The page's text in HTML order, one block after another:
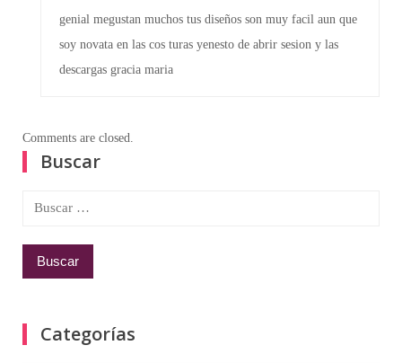
genial megustan muchos tus diseños son muy facil aun que
soy novata en las cos turas yenesto de abrir sesion y las
descargas gracia maria
Comments are closed.
Buscar
Buscar:
Categorías